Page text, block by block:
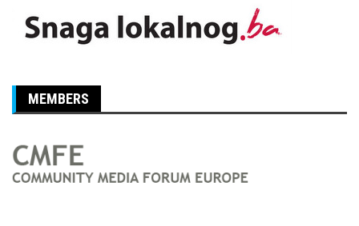
MEMBERS